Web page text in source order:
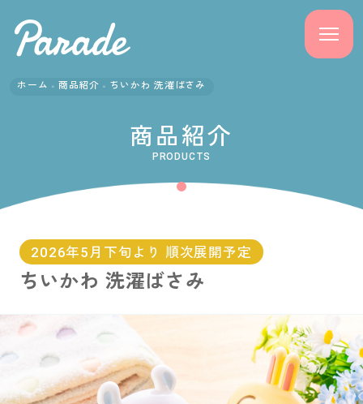
よくある質問
会社概要
採用情報
サポート
お問い合わせ
ホーム 商品紹介 ちいかわ 洗濯ばさみ
商品紹介
PRODUCTS
2026年5月下旬より 順次展開予定
ちいかわ 洗濯ばさみ